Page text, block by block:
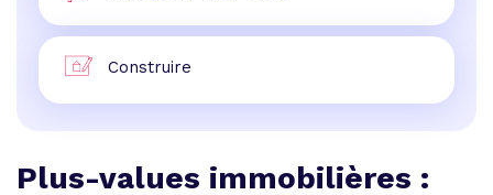
Construire
Plus-values immobilières :